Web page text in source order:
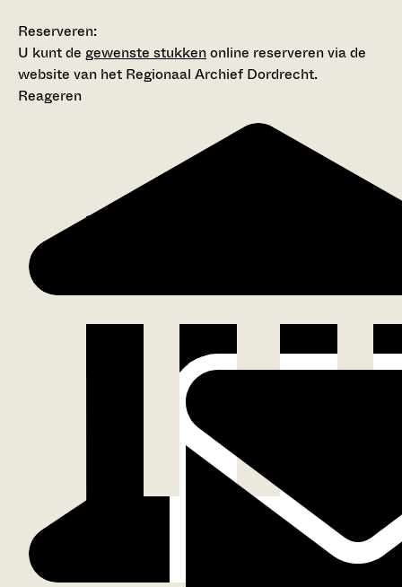
Reserveren:
U kunt de gewenste stukkenonline reserveren via de
website van het Regionaal Archief Dordrecht.
Reageren